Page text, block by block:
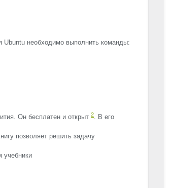
Ubuntu необходимо выполнить команды:
Он бесплатен и открыт 2
. В его
позволяет решить задачу
учебники